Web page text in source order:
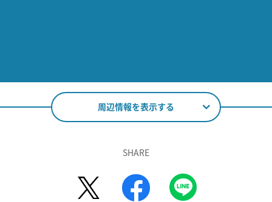
周辺情報を表示する
SHARE